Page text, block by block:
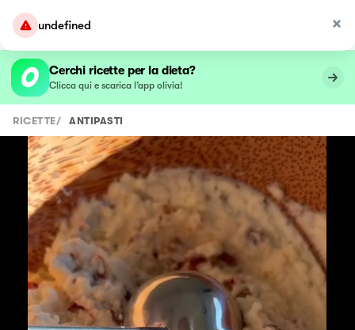
undefined
Cerchi ricette per la dieta?
Clicca qui e scarica l’app olivia!
RICETTE/ ANTIPASTI